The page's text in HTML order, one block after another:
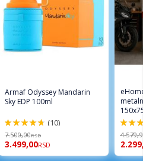
Armaf Odyssey Mandarin
Sky EDP 100ml
94%
(10)
7.500,00RSD
3.499,00RSD
96%